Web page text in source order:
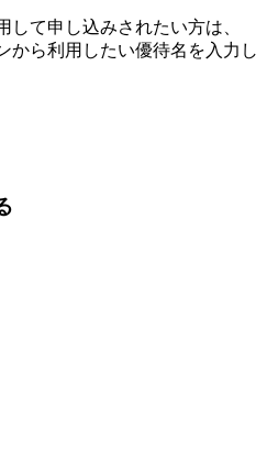
て申し込みされたい方は、
から利用したい優待名を入力し